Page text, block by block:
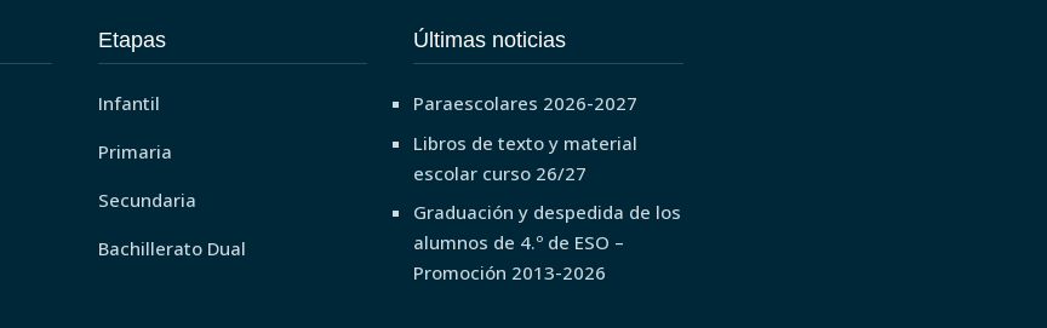
Etapas
Infantil
Primaria
Secundaria
Bachillerato Dual
Últimas noticias
Paraescolares 2026-2027
Libros de texto y material
escolar curso 26/27
Graduación y despedida de los
alumnos de 4.º de ESO –
Promoción 2013-2026